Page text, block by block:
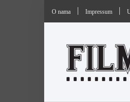
O nama Impressum